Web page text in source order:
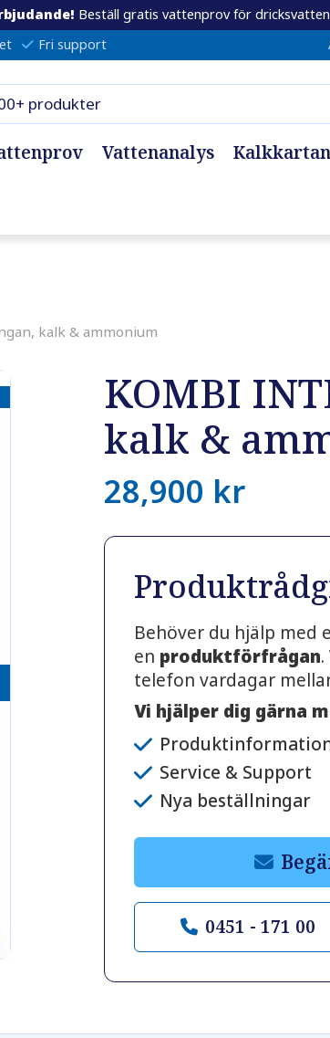
Beställ gratis vattenprov för
Fri support
Vattenanalys Kalkkartan
kalk & ammonium
KOMBI
kalk &
28,900 kr
Behöver du hjälp med
en produktförfrågan
telefon vardagar
Vi hjälper dig gärna
Service & Support
Nya beställningar
0451 - 171 00